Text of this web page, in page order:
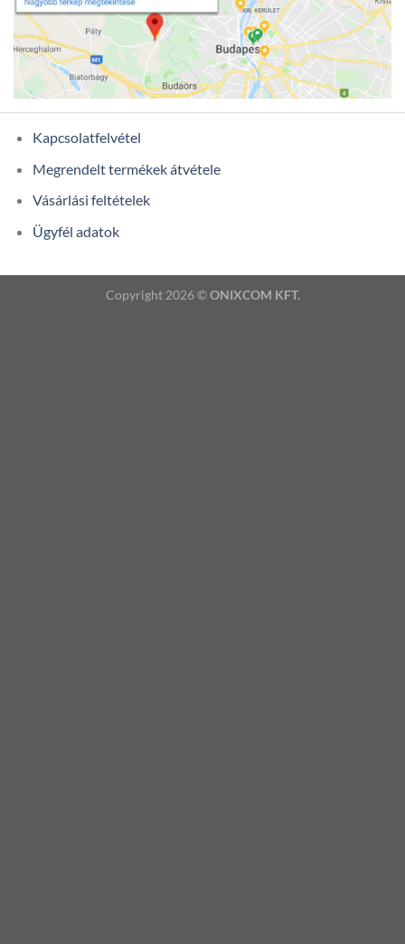
Kapcsolatfelvétel
Megrendelt termékek átvétele
Vásárlási feltételek
Ügyfél adatok
Copyright 2026 ©ONIXCOM KFT.